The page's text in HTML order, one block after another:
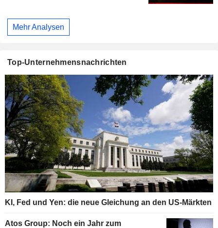
Mehr Analysen
Top-Unternehmensnachrichten
KI, Fed und Yen: die neue Gleichung an den US-Märkten
Atos Group: Noch ein Jahr zum